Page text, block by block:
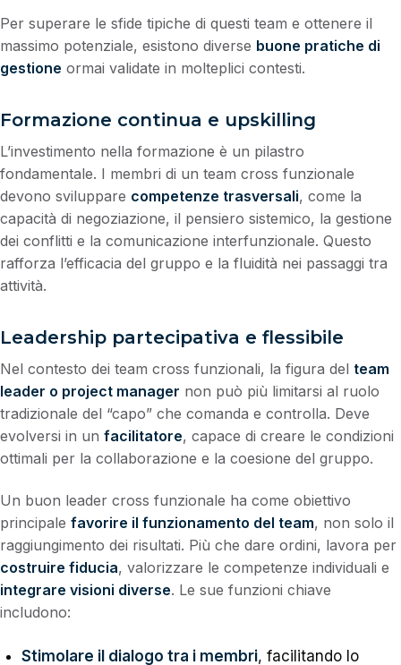
Per superare le sfide tipiche di questi team e ottenere il
massimo potenziale, esistono diverse buone pratiche di
gestione ormai validate in molteplici contesti.
Formazione continua e upskilling
L’investimento nella formazione è un pilastro
fondamentale. I membri di un team cross funzionale
devono sviluppare competenze trasversali, come la
capacità di negoziazione, il pensiero sistemico, la gestione
dei conflitti e la comunicazione interfunzionale. Questo
rafforza l’efficacia del gruppo e la fluidità nei passaggi tra
attività.
Leadership partecipativa e flessibile
Nel contesto dei team cross funzionali, la figura del team
leader o project manager non può più limitarsi al ruolo
tradizionale del “capo” che comanda e controlla. Deve
evolversi in un facilitatore, capace di creare le condizioni
ottimali per la collaborazione e la coesione del gruppo.
Un buon leader cross funzionale ha come obiettivo
principale favorire il funzionamento del team, non solo il
raggiungimento dei risultati. Più che dare ordini, lavora per
costruire fiducia, valorizzare le competenze individuali e
integrare visioni diverse. Le sue funzioni chiave
includono:
Stimolare il dialogo tra i membri, facilitando lo